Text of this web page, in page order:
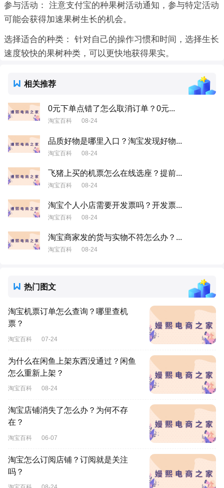
参与活动： 注意支付宝的种果树活动通知，参与特定活动
可能会获得加速果树生长的机会。
选择适合的种类： 针对自己的操作习惯和时间，选择生长
速度较快的果树种类，可以更快地获得果实。
相关推荐
0元下单点错了怎么取消订单？0元...
淘宝百科 08-24
品质好物是哪里入口？淘宝发现好物...
淘宝百科 08-24
飞猪上买的机票怎么在线选座？提前...
淘宝百科 08-24
淘宝个人小店需要开发票吗？开发票...
淘宝百科 08-24
淘宝商家发的货与实物不符怎么办？...
淘宝百科 08-24
热门图文
淘宝机票订单怎么查询？哪里查机
票？
淘宝百科 07-24
为什么在闲鱼上架东西没通过？闲鱼
怎么重新上架？
淘宝百科 08-24
淘宝店铺消失了怎么办？为何不存
在？
淘宝百科 06-07
淘宝怎么订阅店铺？订阅就是关注
吗？